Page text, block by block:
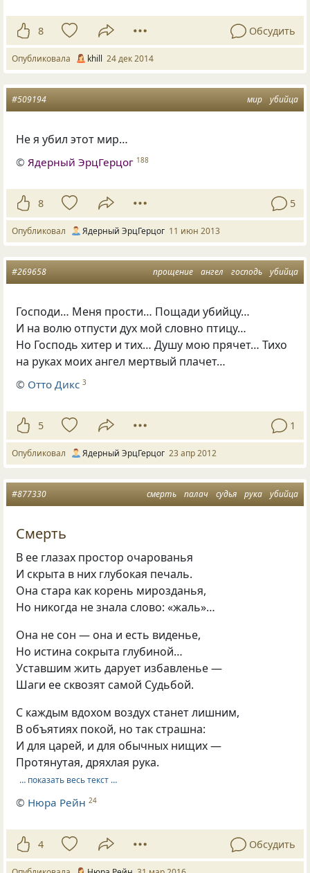
8 Обсудить
Опубликовала khill 24 дек 2014
мир убийца
#509194
Не я убил этот мир…
© Ядерный ЭрцГерцог 188
8 5
Опубликовал Ядерный ЭрцГерцог 11 июн 2013
прощение ангел господь убийца
#269658
Господи… Меня прости… Пощади убийцу…
И на волю отпусти дух мой словно птицу…
Но Господь хитер и тих… Душу мою прячет… Тихо
на руках моих ангел мертвый плачет…
© Отто Дикс 3
5 1
Опубликовал Ядерный ЭрцГерцог 23 апр 2012
смерть палач судья рука убийца
#877330
Смерть
В ее глазах простор очарованья
И скрыта в них глубокая печаль.
Она стара как корень мирозданья,
Но никогда не знала слово: «жаль»…
Она не сон — она и есть виденье,
Но истина сокрыта глубиной…
Уставшим жить дарует избавленье —
Шаги ее сквозят самой Судьбой.
С каждым вдохом воздух станет лишним,
В объятиях покой, но так страшна:
И для царей, и для обычных нищих —
Протянутая, дряхлая рука.
… показать весь текст …
© Нюра Рейн 24
4 Обсудить